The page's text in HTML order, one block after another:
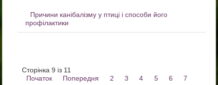
Причини канібалізму у птиці і способи його
профілактики
Сторінка 9 із 11
Початок
Попередня 2 3 4 5 6
7